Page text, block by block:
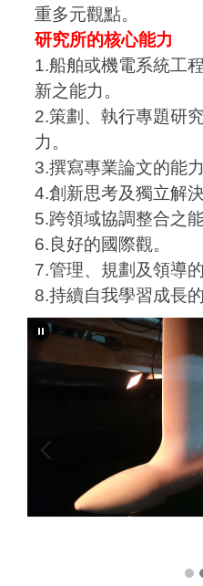
重多元觀點。
研究所的核心能力
1.船舶或機電系統工
新之能力。
2.策劃、執行專題研
力。
3.撰寫專業論文的能
4.創新思考及獨立解
5.跨領域協調整合之
6.良好的國際觀。
7.管理、規劃及領導
8.持續自我學習成長的